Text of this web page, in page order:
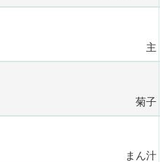
主
菊子
まん汁